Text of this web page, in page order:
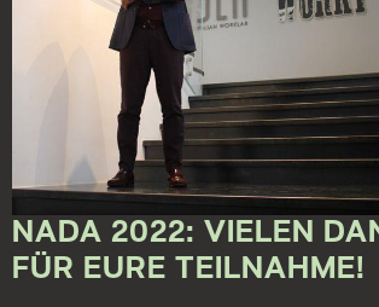
NADA 2022: VIELEN
FÜR EURE TEILNAHME!